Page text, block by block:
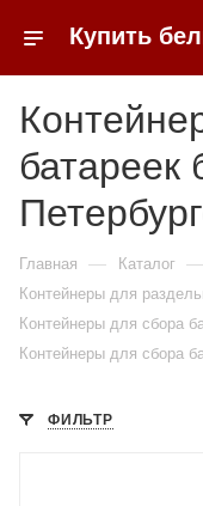
батареек
Главная — Каталог —
Контейнеры для
Контейнеры для сбора
Контейнеры для сбора
ФИЛЬТР